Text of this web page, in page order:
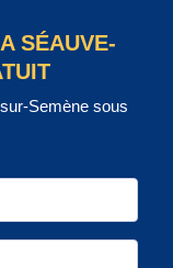
SÉAUVE-
Semène sous